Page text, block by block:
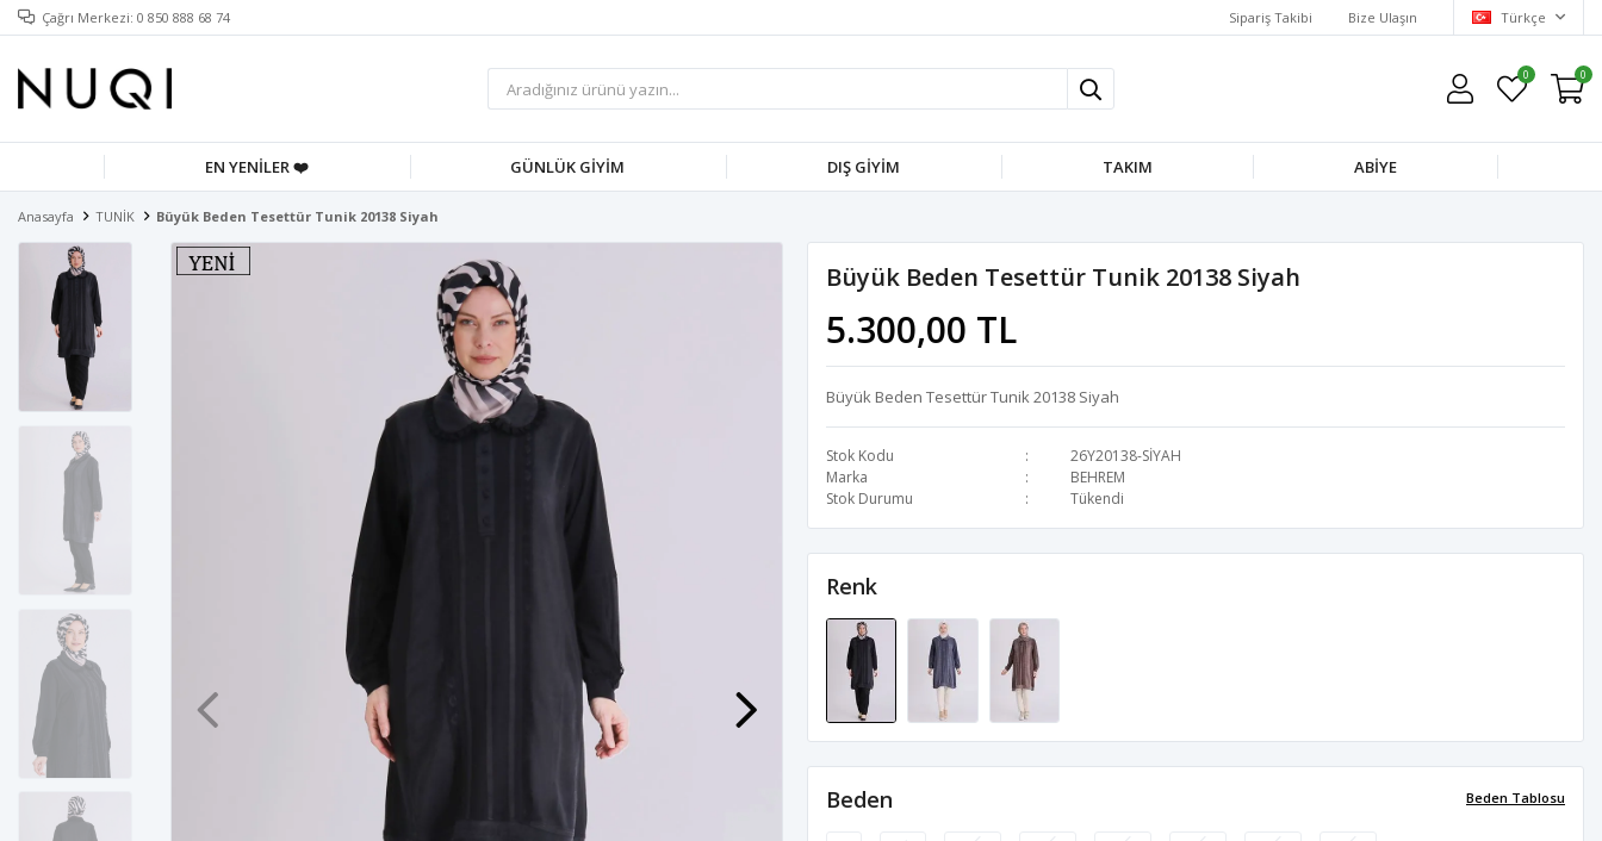
Çağrı Merkezi: 0 850 888 68 74 Sipariş Takibi Bize Ulaşın Türkçe
0 0
EN YENİLER ❤️ GÜNLÜK GİYİM DIŞ GİYİM TAKIM ABİYE
Anasayfa TUNİK Büyük Beden Tesettür Tunik 20138 Siyah
Büyük Beden Tesettür Tunik 20138 Siyah
5.300,00 TL
Büyük Beden Tesettür Tunik 20138 Siyah
Stok Kodu
26Y20138-SİYAH
Marka
BEHREM
Stok Durumu
Tükendi
Renk
Beden Tablosu
Beden